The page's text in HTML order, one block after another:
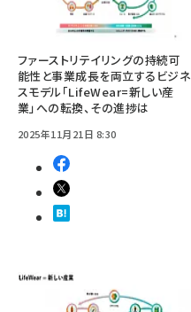
ファーストリテイリングの持続可
能性と事業成長を両立するビジネ
スモデル「LifeWear=新しい産
業」への転換、その進捗は
2025年11月21日 8:30